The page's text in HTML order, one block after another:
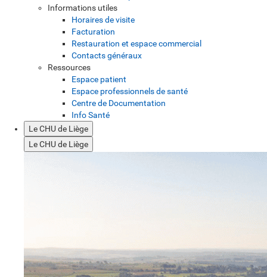
Informations utiles
Horaires de visite
Facturation
Restauration et espace commercial
Contacts généraux
Ressources
Espace patient
Espace professionnels de santé
Centre de Documentation
Info Santé
Le CHU de Liège
Le CHU de Liège